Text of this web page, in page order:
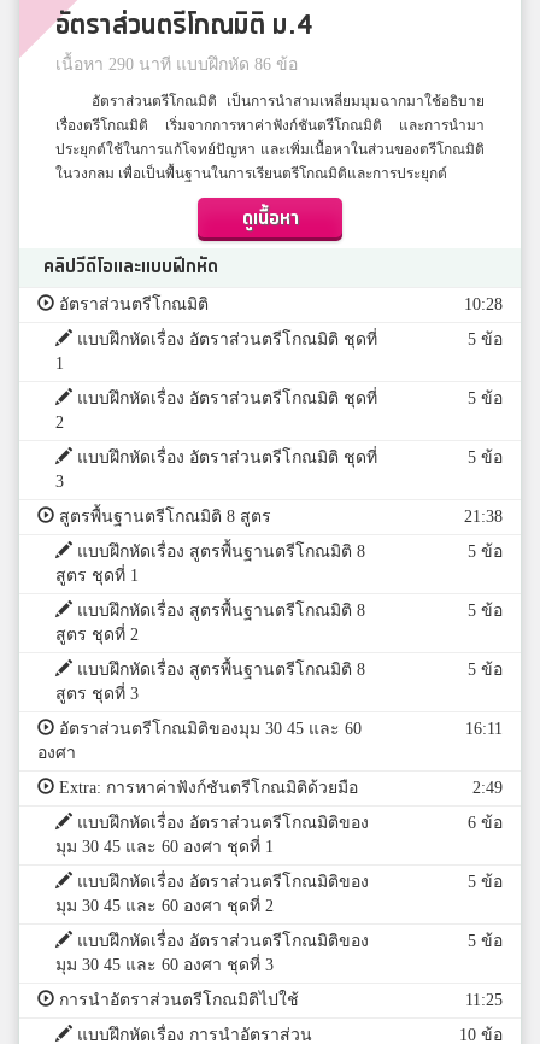
อัตราส่วนตรีโกณมิติ ม.4
เนื้อหา 290 นาที แบบฝึกหัด 86 ข้อ
อัตราส่วนตรีโกณมิติ เป็นการนำสามเหลี่ยมมุมฉากมาใช้อธิบาย
เรื่องตรีโกณมิติ เริ่มจากการหาค่าฟังก์ชันตรีโกณมิติ และการนำมา
ประยุกต์ใช้ในการแก้โจทย์ปัญหา และเพิ่มเนื้อหาในส่วนของตรีโกณมิติ
ในวงกลม เพื่อเป็นพื้นฐานในการเรียนตรีโกณมิติและการประยุกต์
ดูเนื้อหา
คลิปวีดีโอและแบบฝึกหัด
อัตราส่วนตรีโกณมิติ
10:28
แบบฝึกหัดเรื่อง อัตราส่วนตรีโกณมิติ ชุดที่
1
5 ข้อ
แบบฝึกหัดเรื่อง อัตราส่วนตรีโกณมิติ ชุดที่
2
5 ข้อ
แบบฝึกหัดเรื่อง อัตราส่วนตรีโกณมิติ ชุดที่
3
5 ข้อ
สูตรพื้นฐานตรีโกณมิติ 8 สูตร
21:38
แบบฝึกหัดเรื่อง สูตรพื้นฐานตรีโกณมิติ 8
สูตร ชุดที่ 1
5 ข้อ
แบบฝึกหัดเรื่อง สูตรพื้นฐานตรีโกณมิติ 8
สูตร ชุดที่ 2
5 ข้อ
แบบฝึกหัดเรื่อง สูตรพื้นฐานตรีโกณมิติ 8
สูตร ชุดที่ 3
5 ข้อ
อัตราส่วนตรีโกณมิติของมุม 30 45 และ 60
องศา
16:11
Extra: การหาค่าฟังก์ชันตรีโกณมิติด้วยมือ
2:49
แบบฝึกหัดเรื่อง อัตราส่วนตรีโกณมิติของ
มุม 30 45 และ 60 องศา ชุดที่ 1
6 ข้อ
แบบฝึกหัดเรื่อง อัตราส่วนตรีโกณมิติของ
มุม 30 45 และ 60 องศา ชุดที่ 2
5 ข้อ
แบบฝึกหัดเรื่อง อัตราส่วนตรีโกณมิติของ
มุม 30 45 และ 60 องศา ชุดที่ 3
5 ข้อ
การนำอัตราส่วนตรีโกณมิติไปใช้
11:25
แบบฝึกหัดเรื่อง การนำอัตราส่วน
10 ข้อ